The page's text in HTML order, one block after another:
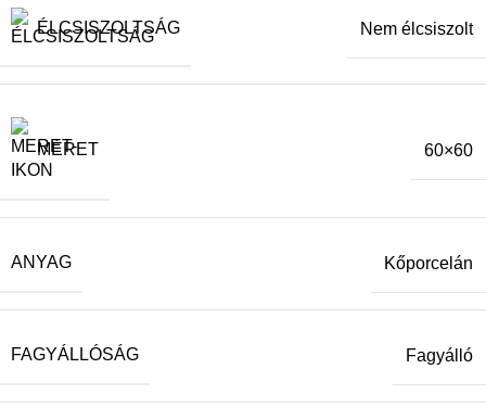
ÉLCSISZOLTSÁG Nem élcsiszolt
MÉRET 60×60
ANYAG Kőporcelán
FAGYÁLLÓSÁG Fagyálló